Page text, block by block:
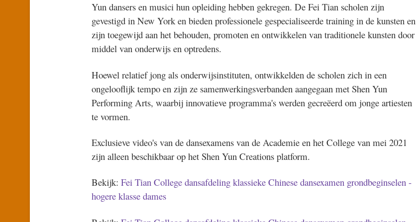
Yun dansers en musici hun opleiding hebben gekregen. De Fei Tian scholen zijn
gevestigd in New York en bieden professionele gespecialiseerde training in de kunsten en
zijn toegewijd aan het behouden, promoten en ontwikkelen van traditionele kunsten door
middel van onderwijs en optredens.
Hoewel relatief jong als onderwijsinstituten, ontwikkelden de scholen zich in een
ongelooflijk tempo en zijn ze samenwerkingsverbanden aangegaan met Shen Yun
Performing Arts, waarbij innovatieve programma's werden gecreëerd om jonge artiesten
te vormen.
Exclusieve video's van de dansexamens van de Academie en het College van mei 2021
zijn alleen beschikbaar op het Shen Yun Creations platform.
Bekijk: Fei Tian College dansafdeling klassieke Chinese dansexamen grondbeginselen -
hogere klasse dames